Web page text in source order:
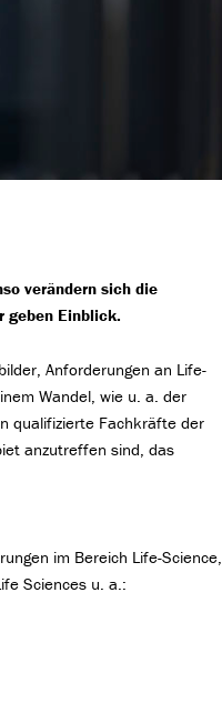
verändern sich die
geben Einblick.
Anforderungen an Life-
Wandel, wie u. a. der
qualifizierte Fachkräfte der
anzutreffen sind, das
im Bereich Life-Science,
Sciences u. a.: